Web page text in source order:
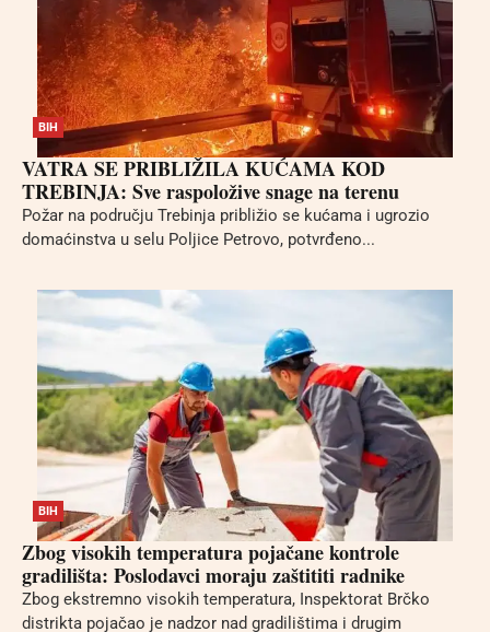
BIH
VATRA SE PRIBLIŽILA KUĆAMA KOD
TREBINJA: Sve raspoložive snage na terenu
Požar na području Trebinja približio se kućama i ugrozio
domaćinstva u selu Poljice Petrovo, potvrđeno...
BIH
Zbog visokih temperatura pojačane kontrole
gradilišta: Poslodavci moraju zaštititi radnike
Zbog ekstremno visokih temperatura, Inspektorat Brčko
distrikta pojačao je nadzor nad gradilištima i drugim